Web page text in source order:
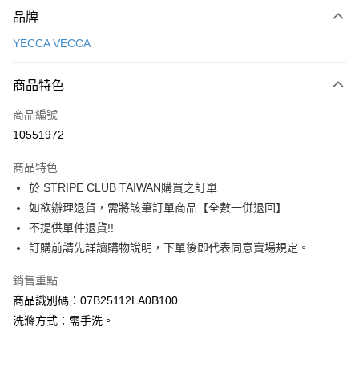
信用卡一次付款
3 期 0 利率 每期
合作金庫商業銀行
上海商業儲蓄銀行
臺灣中小企業銀行
匯豐（台灣）商業銀行
華泰商業銀行
聯邦商業銀行
遠東國際商業銀行
元大商業銀行
玉山商業銀行
星展（台灣）商業銀行
台灣樂天信用卡公司
超商取貨付款
LINE Pay
Apple Pay
街口支付
悠遊付
大哥付你分期
相關說明
【大哥付你分期使用說明】
品牌
YECCA VECCA
商品特色
商品編號
10551972
商品特色
於 STRIPE CLUB TAIWAN購買之訂單
如欲辦理退貨，需將該筆訂單商品【全數一併退回】
不提供單件退貨!!
訂購前請先詳讀購物說明，下單後即代表同意賣場規定。
銷售重點
商品識別碼：07B25112LA0B100
洗滌方式：需手洗。